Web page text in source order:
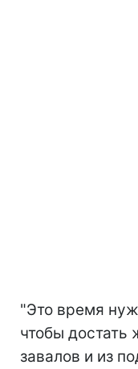
"Это время
чтобы
завалов и из